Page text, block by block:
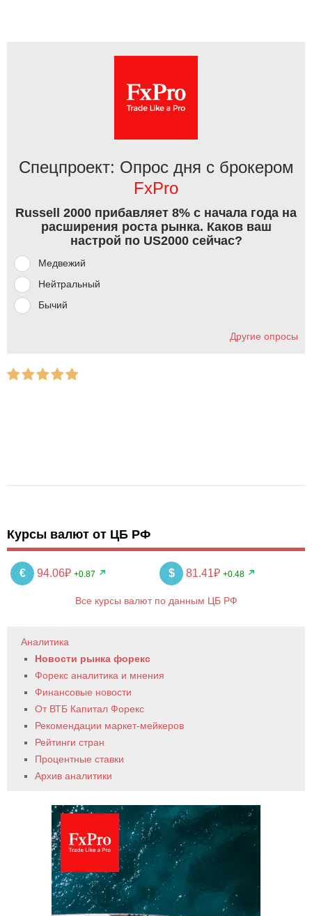
Спецпроект: Опрос дня с брокером
FxPro
Russell 2000 прибавляет 8% с начала года на
расширения роста рынка. Каков ваш
настрой по US2000 сейчас?
Медвежий
Нейтральный
Бычий
Другие опросы
Курсы валют от ЦБ РФ
€ 94.06₽ +0.87 $ 81.41₽ +0.48
Все курсы валют по данным ЦБ РФ
Аналитика
Новости рынка форекс
Форекс аналитика и мнения
Финансовые новости
От ВТБ Капитал Форекс
Рекомендации маркет-мейкеров
Рейтинги стран
Процентные ставки
Архив аналитики